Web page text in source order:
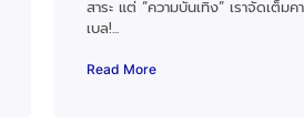
สาระ แต่ “ความบันเทิง” เราจัดเต็มค
เบล!...
Read More